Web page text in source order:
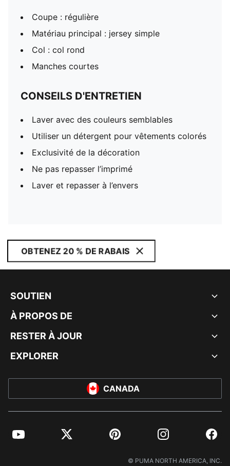
Coupe : régulière
Matériau principal : jersey simple
Col : col rond
Manches courtes
CONSEILS D'ENTRETIEN
Laver avec des couleurs semblables
Utiliser un détergent pour vêtements colorés
Exclusivité de la décoration
Ne pas repasser l’imprimé
Laver et repasser à l’envers
OBTENEZ 20 % DE RABAIS
SOUTIEN
À PROPOS DE
RESTER À JOUR
EXPLORER
CANADA
YouTube Twitter Pinterest Instagram
© PUMA NORTH AMERICA, INC.